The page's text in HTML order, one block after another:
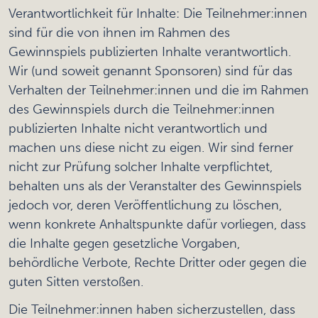
Verantwortlichkeit für Inhalte: Die Teilnehmer:innen
sind für die von ihnen im Rahmen des
Gewinnspiels publizierten Inhalte verantwortlich.
Wir (und soweit genannt Sponsoren) sind für das
Verhalten der Teilnehmer:innen und die im Rahmen
des Gewinnspiels durch die Teilnehmer:innen
publizierten Inhalte nicht verantwortlich und
machen uns diese nicht zu eigen. Wir sind ferner
nicht zur Prüfung solcher Inhalte verpflichtet,
behalten uns als der Veranstalter des Gewinnspiels
jedoch vor, deren Veröffentlichung zu löschen,
wenn konkrete Anhaltspunkte dafür vorliegen, dass
die Inhalte gegen gesetzliche Vorgaben,
behördliche Verbote, Rechte Dritter oder gegen die
guten Sitten verstoßen.
Die Teilnehmer:innen haben sicherzustellen, dass